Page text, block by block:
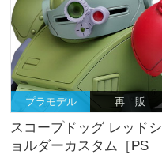
プラモデル 再 販
スコープドッグ レッドシ
ョルダーカスタム［PS